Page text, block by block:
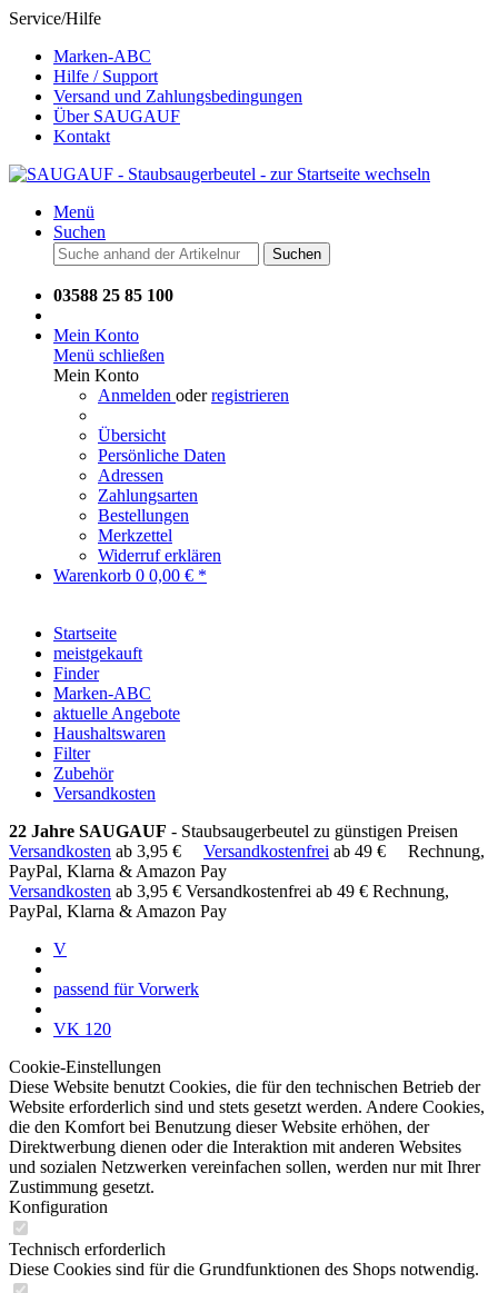
Service/Hilfe
Marken-ABC
Hilfe / Support
Versand und Zahlungsbedingungen
Über SAUGAUF
Kontakt
Menü
Suchen
Suchen
03588 25 85 100
Mein Konto
Menü schließen
Mein Konto
Anmelden oderregistrieren
Übersicht
Persönliche Daten
Adressen
Zahlungsarten
Bestellungen
Merkzettel
Widerruf erklären
Warenkorb 0 0,00 € *
Startseite
meistgekauft
Finder
Marken-ABC
aktuelle Angebote
Haushaltswaren
Filter
Zubehör
Versandkosten
22 Jahre SAUGAUF - Staubsaugerbeutel zu günstigen Preisen
Versandkosten ab 3,95 € Versandkostenfrei ab 49 €
Rechnung,
PayPal, Klarna & Amazon Pay
Versandkosten ab 3,95 € Versandkostenfrei ab 49 € Rechnung,
PayPal, Klarna & Amazon Pay
V
passend für Vorwerk
VK 120
Cookie-Einstellungen
Diese Website benutzt Cookies, die für den technischen Betrieb der
Website erforderlich sind und stets gesetzt werden. Andere Cookies,
die den Komfort bei Benutzung dieser Website erhöhen, der
Direktwerbung dienen oder die Interaktion mit anderen Websites
und sozialen Netzwerken vereinfachen sollen, werden nur mit Ihrer
Zustimmung gesetzt.
Konfiguration
Technisch erforderlich
Diese Cookies sind für die Grundfunktionen des Shops notwendig.